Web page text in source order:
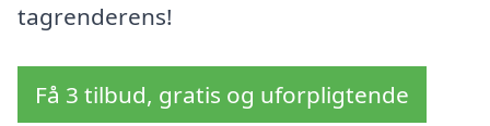
tagrenderens!
Få 3 tilbud, gratis og uforpligtende